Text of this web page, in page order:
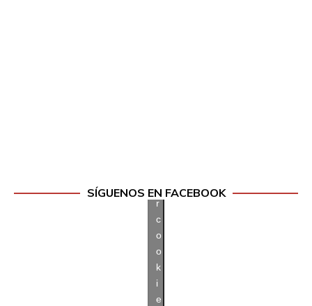
SÍGUENOS EN FACEBOOK
a
r
c
o
o
k
i
e